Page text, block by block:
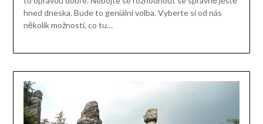
hned dneska. Bude to geniální volba. Vyberte si od nás
několik možností, co tu…